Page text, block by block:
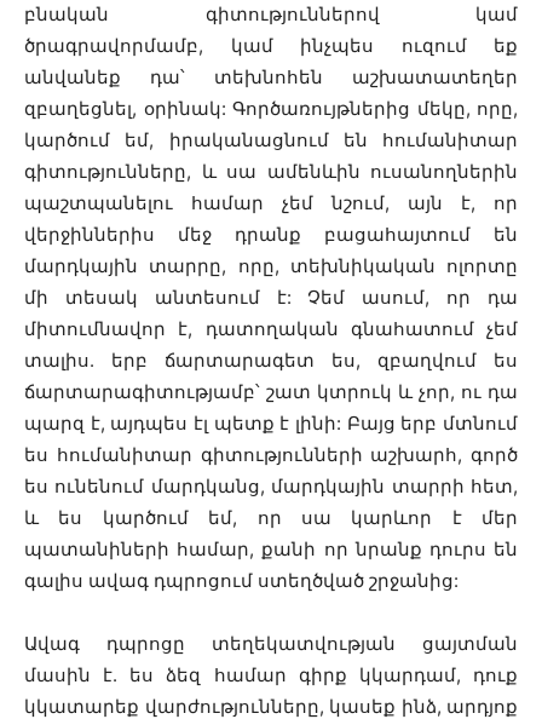
բնական գիտություններով կամ
ծրագրավորմամբ, կամ ինչպես ուզում եք
անվանեք դա՝ տեխնոհեն աշխատատեղեր
զբաղեցնել, օրինակ: Գործառույթներից մեկը, որը,
կարծում եմ, իրականացնում են հումանիտար
գիտությունները, և սա ամենևին ուսանողներին
պաշտպանելու համար չեմ նշում, այն է, որ
վերջիններիս մեջ դրանք բացահայտում են
մարդկային տարրը, որը, տեխնիկական ոլորտը
մի տեսակ անտեսում է: Չեմ ասում, որ դա
միտումնավոր է, դատողական գնահատում չեմ
տալիս. երբ ճարտարագետ ես, զբաղվում ես
ճարտարագիտությամբ՝ շատ կտրուկ և չոր, ու դա
պարզ է, այդպես էլ պետք է լինի: Բայց երբ մտնում
ես հումանիտար գիտությունների աշխարհ, գործ
ես ունենում մարդկանց, մարդկային տարրի հետ,
և ես կարծում եմ, որ սա կարևոր է մեր
պատանիների համար, քանի որ նրանք դուրս են
գալիս ավագ դպրոցում ստեղծված շրջանից:
Ավագ դպրոցը տեղեկատվության ցայտման
մասին է. ես ձեզ համար գիրք կկարդամ, դուք
կկատարեք վարժությունները, կասեք ինձ, արդյոք